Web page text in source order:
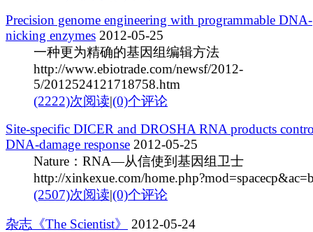
Precision genome engineering with programmable DNA-
nicking enzymes 2012-05-25
一种更为精确的基因组编辑方法
http://www.ebiotrade.com/newsf/2012-
5/2012524121718758.htm
(2222)次阅读|(0)个评论
Site-specific DICER and DROSHA RNA products
DNA-damage response 2012-05-25
Nature：RNA—从信使到基因组卫士
http://xinkexue.com/
(2507)次阅读|(0)个评论
杂志《The Scientist》
2012-05-24